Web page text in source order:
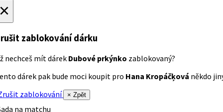
zablokování dárku
nechceš mít dárek Dubové prkýnko zablokovaný?
dárek pak bude moci koupit pro Hana Kropáčķová někdo
zablokování
× Zpět